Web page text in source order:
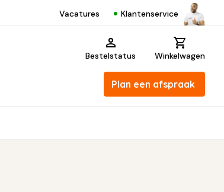
Vacatures Klantenservice
Bestelstatus Winkelwagen
Plan een afspraak